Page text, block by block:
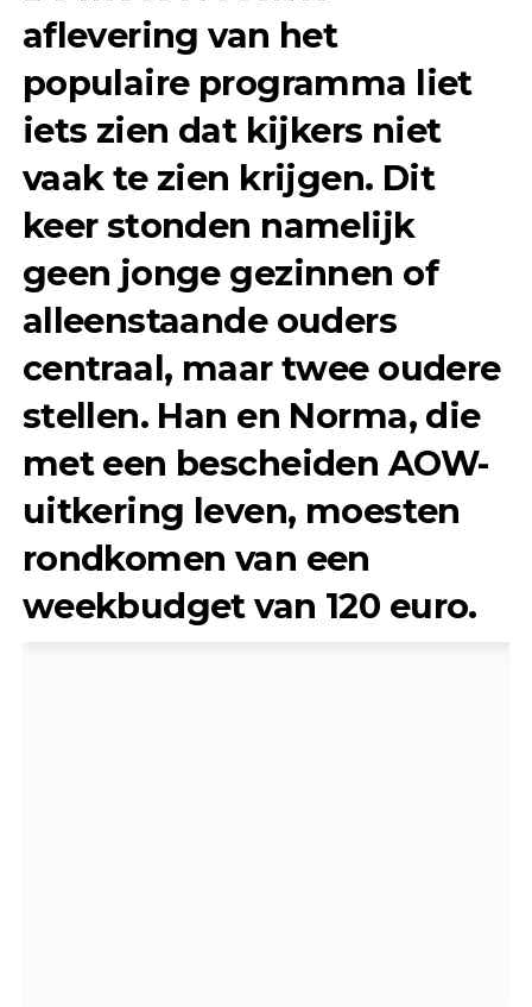
aflevering van het
populaire programma liet
iets zien dat kijkers niet
vaak te zien krijgen. Dit
keer stonden namelijk
geen jonge gezinnen of
alleenstaande ouders
centraal, maar twee oudere
stellen. Han en Norma, die
met een bescheiden AOW-
uitkering leven, moesten
rondkomen van een
weekbudget van 120 euro.